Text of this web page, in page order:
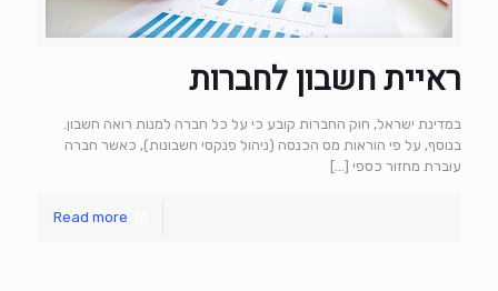
ראיית חשבון לחברות
במדינת ישראל, חוק החברות קובע כי על כל חברה למנות רואה חשבון.
בנוסף, על פי הוראות מס הכנסה (ניהול פנקסי חשבונות), כאשר חברה
עוברת מחזור כספי […]
Read more